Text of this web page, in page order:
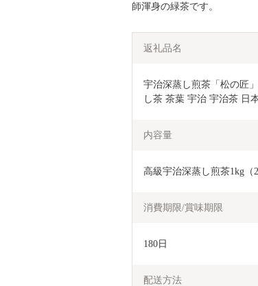
師渾身の緑茶です。
返礼品名
宇治深蒸し煎茶「松の匠
し茶 茶葉 宇治 宇治茶 日
内容量
高級宇治深蒸し煎茶1kg（
消費期限/賞味期限
180日
配送方法